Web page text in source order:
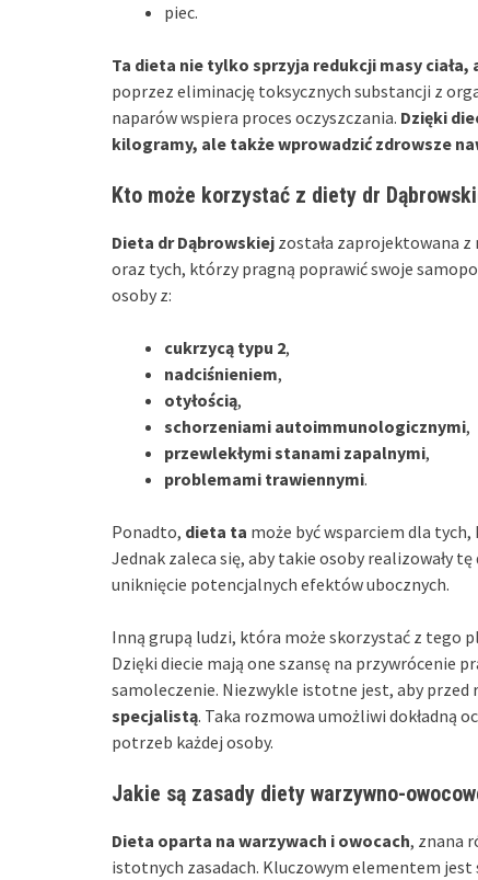
piec.
Ta dieta nie tylko sprzyja redukcji masy
poprzez eliminację toksycznych substancji z
naparów wspiera proces oczyszczania. Dzięki
kilogramy, ale także wprowadzić zdrowsze
Kto może korzystać z diety dr
Dieta dr Dąbrowskiej została zaprojektowana
oraz tych, którzy pragną poprawić swoje
osoby z:
cukrzycą typu 2,
nadciśnieniem,
otyłością,
schorzeniami autoimmunologicznymi,
przewlekłymi stanami zapalnymi,
problemami trawiennymi.
Ponadto, dieta ta może być wsparciem dla
Jednak zaleca się, aby takie osoby realizowały
uniknięcie potencjalnych efektów ubocznych.
Inną grupą ludzi, która może skorzystać z tego
Dzięki diecie mają one szansę na przywrócenie
samoleczenie. Niezwykle istotne jest, aby
specjalistą. Taka rozmowa umożliwi dokładną
potrzeb każdej osoby.
Jakie są zasady diety warzywno-
Dieta oparta na warzywach i owocach, znana
istotnych zasadach. Kluczowym elementem jest